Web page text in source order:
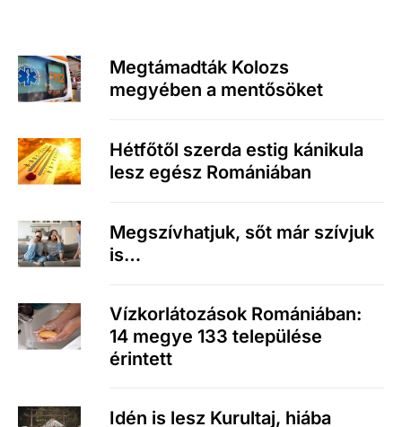
Megtámadták Kolozs
megyében a mentősöket
Hétfőtől szerda estig kánikula
lesz egész Romániában
Megszívhatjuk, sőt már szívjuk
is…
Vízkorlátozások Romániában:
14 megye 133 települése
érintett
Idén is lesz Kurultaj, hiába